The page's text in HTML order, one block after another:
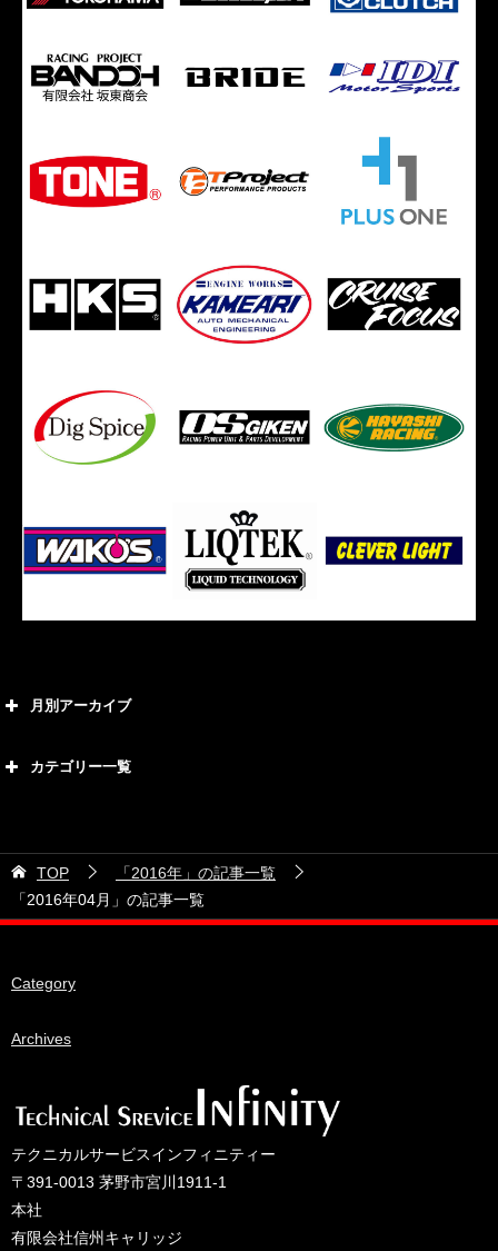
月別アーカイブ
2026年5月
2026年4月
2025年12月
2025年10月
2025年9月
2025年8月
カテゴリー一覧
21号車
28号車
38号車
IDIブレーキパッド
JCCAクラッシックカーレース
TOP
「2016年」の記事一覧
「2016年04月」の記事一覧
Category
Archives
テクニカルサービスインフィニティー
〒391-0013 茅野市宮川1911-1
本社
有限会社信州キャリッジ